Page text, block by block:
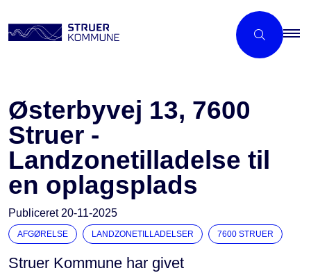
Østerbyvej 13, 7600
Struer -
Landzonetilladelse til
en oplagsplads
Publiceret 20-11-2025
AFGØRELSE LANDZONETILLADELSER 7600 STRUER
Struer Kommune har givet